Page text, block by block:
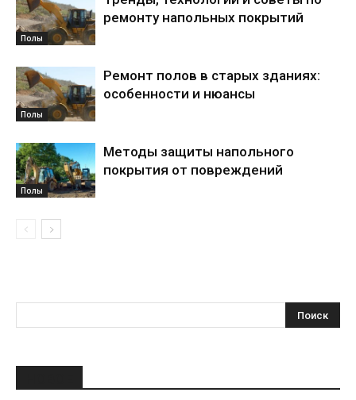
Полы
ремонту напольных покрытий
Полы
Ремонт полов в старых зданиях:
особенности и нюансы
Полы
Методы защиты напольного
покрытия от повреждений